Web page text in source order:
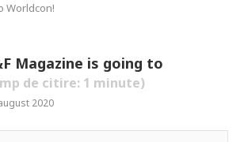
Worldcon!
Magazine is going to
de citire: 1 minute)
2020